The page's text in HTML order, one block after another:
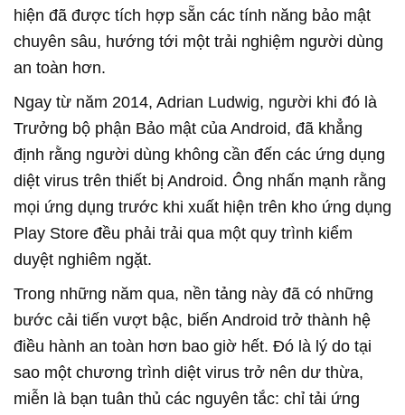
hiện đã được tích hợp sẵn các tính năng bảo mật
chuyên sâu, hướng tới một trải nghiệm người dùng
an toàn hơn.
Ngay từ năm 2014, Adrian Ludwig, người khi đó là
Trưởng bộ phận Bảo mật của Android, đã khẳng
định rằng người dùng không cần đến các ứng dụng
diệt virus trên thiết bị Android. Ông nhấn mạnh rằng
mọi ứng dụng trước khi xuất hiện trên kho ứng dụng
Play Store đều phải trải qua một quy trình kiểm
duyệt nghiêm ngặt.
Trong những năm qua, nền tảng này đã có những
bước cải tiến vượt bậc, biến Android trở thành hệ
điều hành an toàn hơn bao giờ hết. Đó là lý do tại
sao một chương trình diệt virus trở nên dư thừa,
miễn là bạn tuân thủ các nguyên tắc: chỉ tải ứng